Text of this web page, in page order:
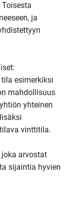
ja
esimerkiksi
mahdollisuus
yhteinen
vinttitila.
arvostat
sijaintia hyvien